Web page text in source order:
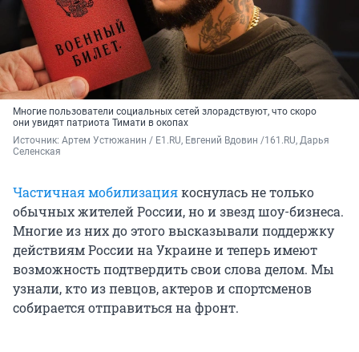
Многие пользователи социальных сетей злорадствуют, что скоро
они увидят патриота Тимати в окопах
Источник: Артем Устюжанин / E1.RU, Евгений Вдовин /161.RU, Дарья
Селенская
Частичная мобилизациякоснулась не только
обычных жителей России, но и звезд шоу-бизнеса.
Многие из них до этого высказывали поддержку
действиям России на Украине и теперь имеют
возможность подтвердить свои слова делом. Мы
узнали, кто из певцов, актеров и спортсменов
собирается отправиться на фронт.